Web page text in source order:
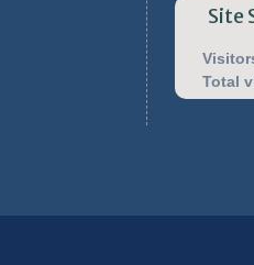
Site
Total